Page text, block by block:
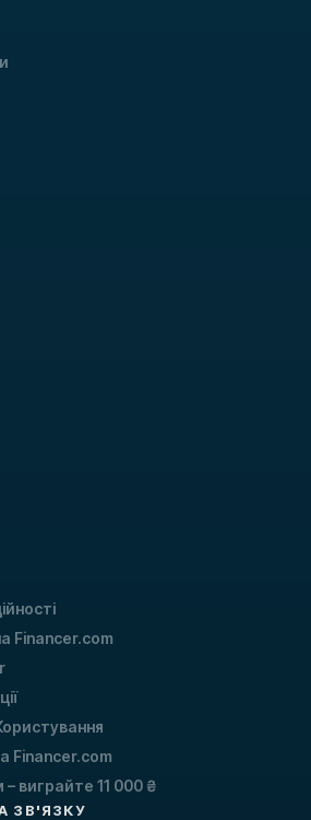
Financer.com
Financer.com
– виграйте 11 000 ₴
ЗВ'ЯЗКУ